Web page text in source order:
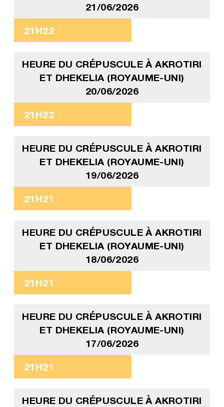
21/06/2026
21H22
HEURE DU CRÉPUSCULE À AKROTIRI
ET DHEKELIA (ROYAUME-UNI)
20/06/2026
21H22
HEURE DU CRÉPUSCULE À AKROTIRI
ET DHEKELIA (ROYAUME-UNI)
19/06/2026
21H21
HEURE DU CRÉPUSCULE À AKROTIRI
ET DHEKELIA (ROYAUME-UNI)
18/06/2026
21H21
HEURE DU CRÉPUSCULE À AKROTIRI
ET DHEKELIA (ROYAUME-UNI)
17/06/2026
21H21
HEURE DU CRÉPUSCULE À AKROTIRI